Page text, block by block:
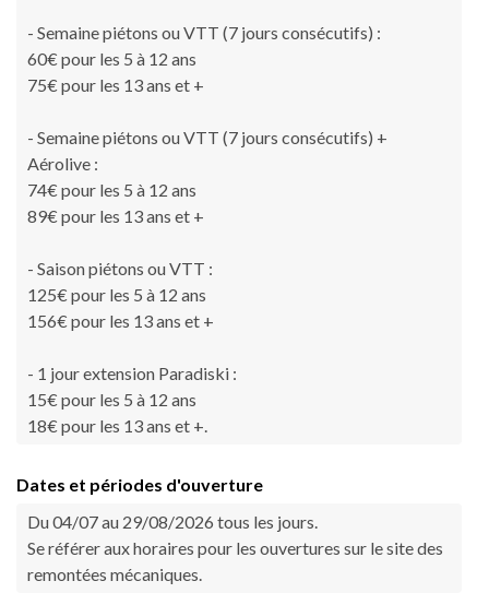
- Semaine piétons ou VTT (7 jours consécutifs) :
60€ pour les 5 à 12 ans
75€ pour les 13 ans et +
- Semaine piétons ou VTT (7 jours consécutifs) +
Aérolive :
74€ pour les 5 à 12 ans
89€ pour les 13 ans et +
- Saison piétons ou VTT :
125€ pour les 5 à 12 ans
156€ pour les 13 ans et +
- 1 jour extension Paradiski :
15€ pour les 5 à 12 ans
18€ pour les 13 ans et +.
Dates et périodes d'ouverture
Du 04/07 au 29/08/2026 tous les jours.
Se référer aux horaires pour les ouvertures sur le site des
remontées mécaniques.